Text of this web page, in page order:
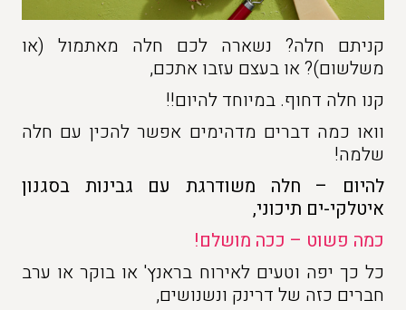
קניתם חלה? נשארה לכם חלה מאתמול (או
משלשום)? או בעצם עזבו אתכם,
קנו חלה דחוף. במיוחד להיום!!
וואו כמה דברים מדהימים אפשר להכין עם חלה
שלמה!
להיום – חלה משודרגת עם גבינות בסגנון
איטלקי-ים תיכוני,
כמה פשוט – ככה מושלם!
כל כך יפה וטעים לאירוח בראנץ' או בוקר או ערב
חברים כזה של דרינק ונשנושים,